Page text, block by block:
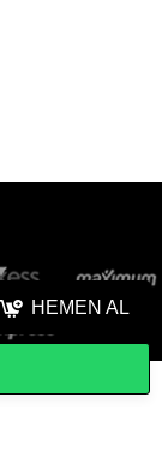
HEMEN AL